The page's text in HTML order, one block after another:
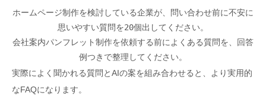
ホームページ制作を検討している企業が、問い合わせ前に不安に
思いやすい質問を20個出してください。
会社案内パンフレット制作を依頼する前によくある質問を、回答
例つきで整理してください。
実際によく聞かれる質問とAIの案を組み合わせると、より実用的
なFAQになります。